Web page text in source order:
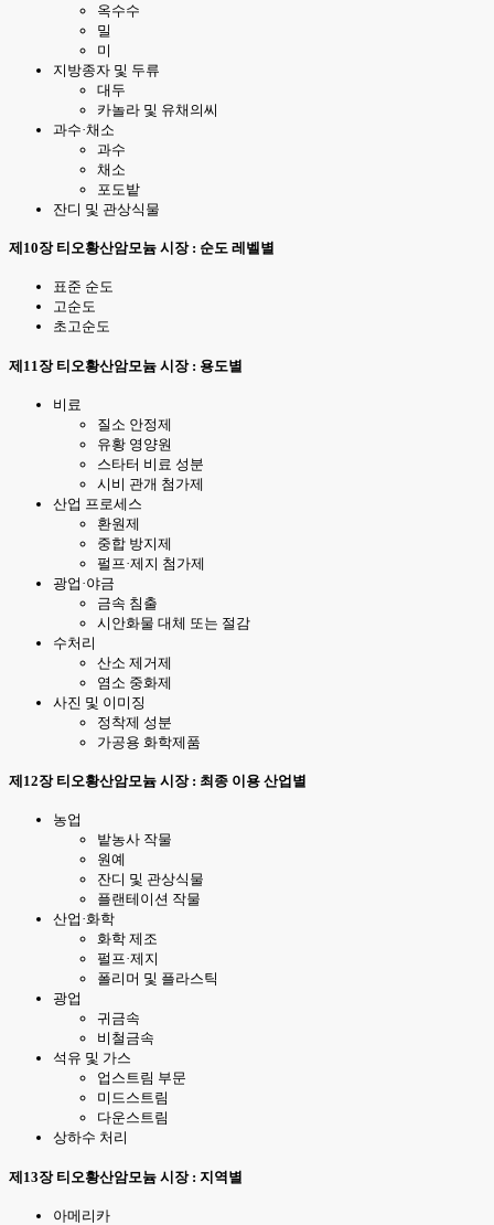
옥수수
밀
미
지방종자 및 두류
대두
카놀라 및 유채의씨
과수·채소
과수
채소
포도밭
잔디 및 관상식물
제10장 티오황산암모늄 시장 : 순도 레벨별
표준 순도
고순도
초고순도
제11장 티오황산암모늄 시장 : 용도별
비료
질소 안정제
유황 영양원
스타터 비료 성분
시비 관개 첨가제
산업 프로세스
환원제
중합 방지제
펄프·제지 첨가제
광업·야금
금속 침출
시안화물 대체 또는 절감
수처리
산소 제거제
염소 중화제
사진 및 이미징
정착제 성분
가공용 화학제품
제12장 티오황산암모늄 시장 : 최종 이용 산업별
농업
밭농사 작물
원예
잔디 및 관상식물
플랜테이션 작물
산업·화학
화학 제조
펄프·제지
폴리머 및 플라스틱
광업
귀금속
비철금속
석유 및 가스
업스트림 부문
미드스트림
다운스트림
상하수 처리
제13장 티오황산암모늄 시장 : 지역별
아메리카